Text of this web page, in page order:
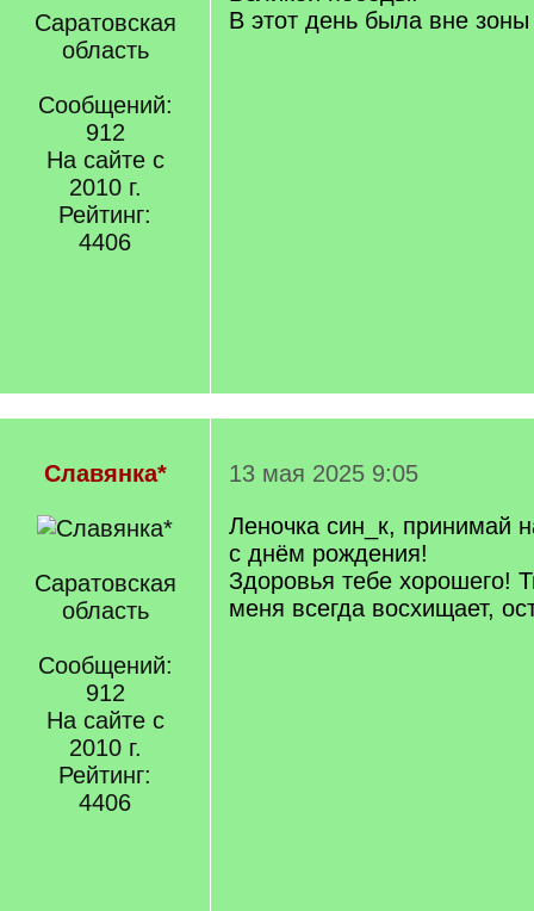
Саратовская
область
Сообщений:
912
На сайте с
2010 г.
Рейтинг:
4406
В этот день была вне зоны
Славянка*
Саратовская
область
Сообщений:
912
На сайте с
2010 г.
Рейтинг:
4406
13 мая 2025 9:05
Леночка син_к, принимай
с днём рождения!
Здоровья тебе хорошего!
меня всегда восхищает,